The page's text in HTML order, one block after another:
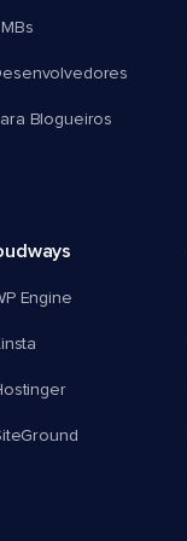
Blogueiros
Engine